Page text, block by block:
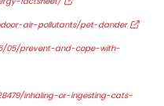
air-pollutants/pet-dander
05/prevent-and-cope-with-
inhaling-or-ingesting-cats-